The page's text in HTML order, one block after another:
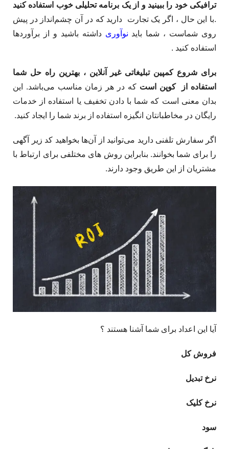
ترافیکی خود را ببینید و از یک برنامه تحلیلی خوب استفاده کنید
.با این حال ، اگر یک تجارت دارید که در آن چشم‌انداز در پیش
روی شماست ، شما باید نوآوری داشته باشید و از برآوردها
استفاده کنید . ​
برای شروع کمپین تبلیغاتی غیر آنلاین ، بهترین راه حل شما
استفاده از
کوپن است که در هر زمان مناسب می‌باشد.​ این
بدان معنی است که شما با دادن تخفیف یا استفاده از خدمات
رایگان در مخاطبانتان انگیزه استفاده از برند شما را ایجاد کنید.​
اگر سفارش تلفنی دارید می‌توانید از آن‌ها بخواهید کد زیر آگهی
را برای شما بخوانند.​ بنابراین روش های مختلفی برای ارتباط با
مشتریان از این طریق وجود دارند.
آیا این اعداد برای شما آشنا هستند ؟ ​
فروش کل
نرخ تبدیل
نرخ کلیک
سود